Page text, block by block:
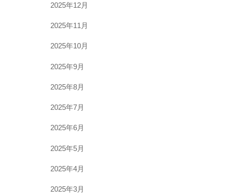
2025年12月
2025年11月
2025年10月
2025年9月
2025年8月
2025年7月
2025年6月
2025年5月
2025年4月
2025年3月